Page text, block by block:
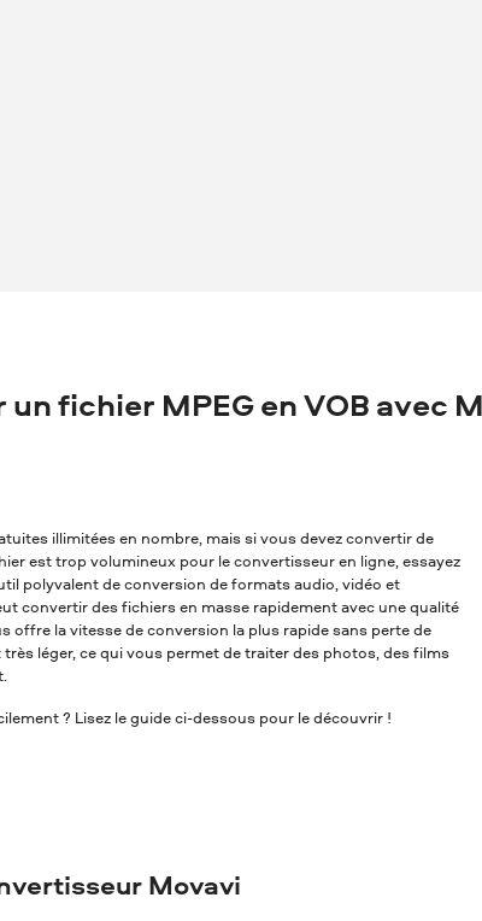
fichier MPEG en VOB avec
illimitées en nombre, mais si vous devez convertir de
est trop volumineux pour le convertisseur en ligne, essayez
polyvalent de conversion de formats audio, vidéo et
convertir des fichiers en masse rapidement avec une qualité
offre la vitesse de conversion la plus rapide sans perte de
léger, ce qui vous permet de traiter des photos, des films
? Lisez le guide ci-dessous pour le découvrir !
Movavi